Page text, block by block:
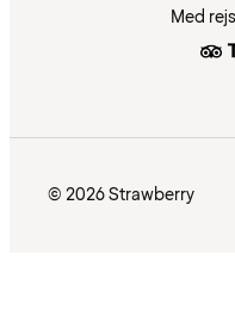
Med
© 2026 Strawberry